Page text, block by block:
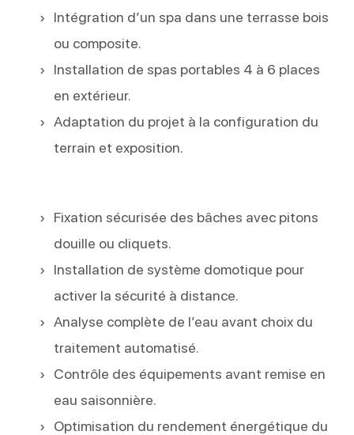
Intégration d’un spa dans une terrasse bois
ou composite.
Installation de spas portables 4 à 6 places
en extérieur.
Adaptation du projet à la configuration du
terrain et exposition.
Fixation sécurisée des bâches avec pitons
douille ou cliquets.
Installation de système domotique pour
activer la sécurité à distance.
Analyse complète de l’eau avant choix du
traitement automatisé.
Contrôle des équipements avant remise en
eau saisonnière.
Optimisation du rendement énergétique du